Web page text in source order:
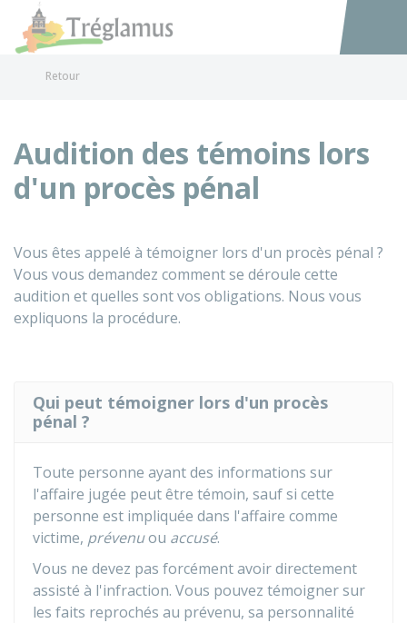
Accéder
Retour
Audition des témoins lors
d'un procès pénal
Vous êtes appelé à témoigner lors d'un procès pénal ?
Vous vous demandez comment se déroule cette
audition et quelles sont vos obligations. Nous vous
expliquons la procédure.
Qui peut témoigner lors d'un procès
pénal ?
Toute personne ayant des informations sur
l'affaire jugée peut être témoin, sauf si cette
personne est impliquée dans l'affaire comme
victime, prévenuou accusé.
Vous ne devez pas forcément avoir directement
assisté à l'infraction. Vous pouvez témoigner sur
les faits reprochés au prévenu, sa personnalité